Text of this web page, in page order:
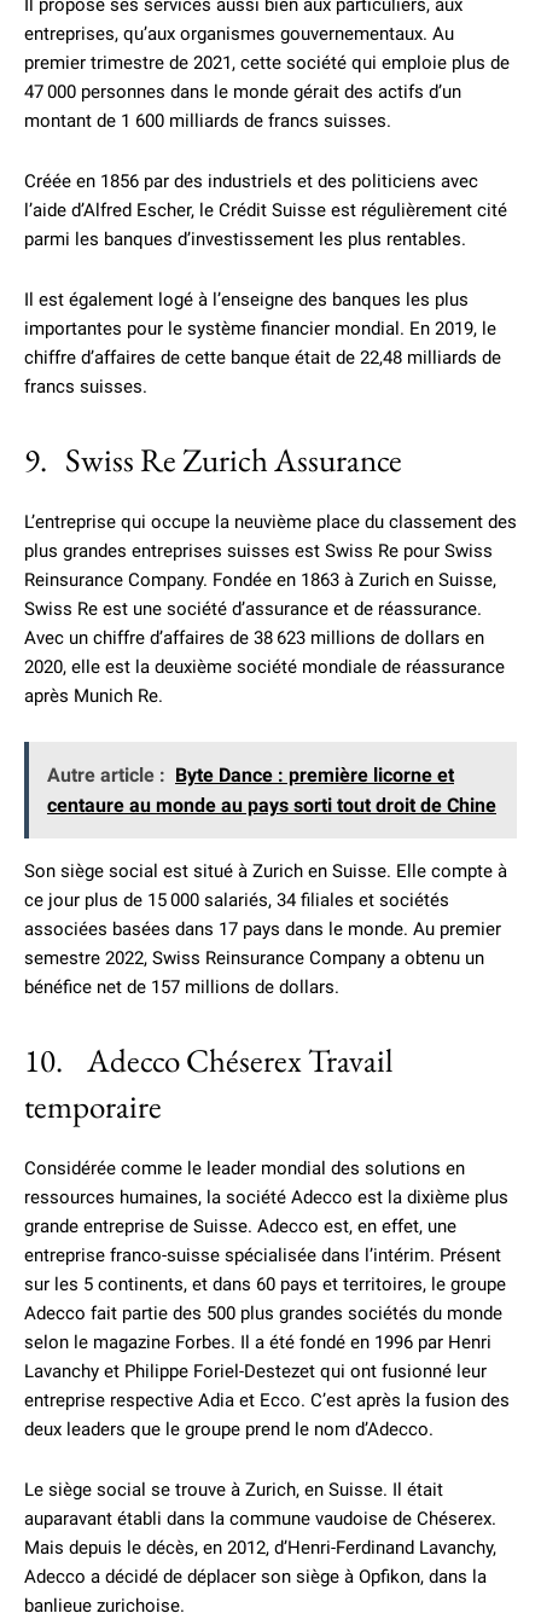
Il propose ses services aussi bien aux particuliers, aux
entreprises, qu’aux organismes gouvernementaux. Au
premier trimestre de 2021, cette société qui emploie plus de
47 000 personnes dans le monde gérait des actifs d’un
montant de 1 600 milliards de francs suisses.
Créée en 1856 par des industriels et des politiciens avec
l’aide d’Alfred Escher, le Crédit Suisse est régulièrement cité
parmi les banques d’investissement les plus rentables.
Il est également logé à l’enseigne des banques les plus
importantes pour le système financier mondial. En 2019, le
chiffre d’affaires de cette banque était de 22,48 milliards de
francs suisses.
9. Swiss Re Zurich Assurance
L’entreprise qui occupe la neuvième place du classement des
plus grandes entreprises suisses est Swiss Re pour Swiss
Reinsurance Company. Fondée en 1863 à Zurich en Suisse,
Swiss Re est une société d’assurance et de réassurance.
Avec un chiffre d’affaires de 38 623 millions de dollars en
2020, elle est la deuxième société mondiale de réassurance
après Munich Re.
Autre article : Byte Dance : première licorne et
centaure au monde au pays sorti tout droit de Chine
Son siège social est situé à Zurich en Suisse. Elle compte à
ce jour plus de 15 000 salariés, 34 filiales et sociétés
associées basées dans 17 pays dans le monde. Au premier
semestre 2022, Swiss Reinsurance Company a obtenu un
bénéfice net de 157 millions de dollars.
10. Adecco Chéserex Travail
temporaire
Considérée comme le leader mondial des solutions en
ressources humaines, la société Adecco est la dixième plus
grande entreprise de Suisse. Adecco est, en effet, une
entreprise franco-suisse spécialisée dans l’intérim. Présent
sur les 5 continents, et dans 60 pays et territoires, le groupe
Adecco fait partie des 500 plus grandes sociétés du monde
selon le magazine Forbes. Il a été fondé en 1996 par Henri
Lavanchy et Philippe Foriel-Destezet qui ont fusionné leur
entreprise respective Adia et Ecco. C’est après la fusion des
deux leaders que le groupe prend le nom d’Adecco.
Le siège social se trouve à Zurich, en Suisse. Il était
auparavant établi dans la commune vaudoise de Chéserex.
Mais depuis le décès, en 2012, d’Henri-Ferdinand Lavanchy,
Adecco a décidé de déplacer son siège à Opfikon, dans la
banlieue zurichoise.